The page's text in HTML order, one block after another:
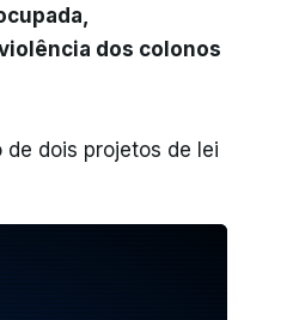
dos colonos
dois projetos de lei